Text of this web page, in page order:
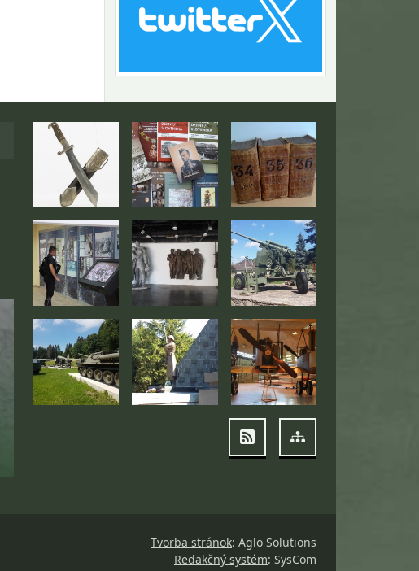
Návrat na začiatok stránky
Fotogaléria
RSS Mapa stránok
Tvorba stránok: Aglo Solutions
Redakčný systém: SysCom